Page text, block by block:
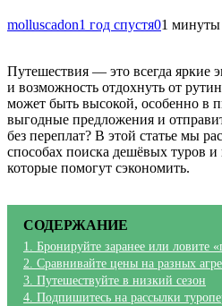
molluscadon1 год спустя01 минуты
Путешествия — это всегда яркие
и возможность отдохнуть от
может быть высокой, особенно в
выгодные предложения и
без переплат? В этой статье мы
способах поиска дешёвых туров
которые помогут сэкономить.
СОДЕРЖАНИЕ
1. Бронируйте заранее или ловите
2. Сравнивайте цены на разных
3. Путешествуйте в низкий сезон
4. Подпишитесь на рассылки